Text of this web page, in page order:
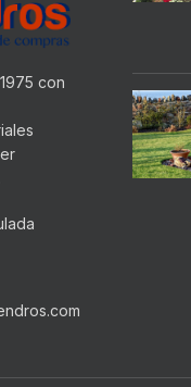
con